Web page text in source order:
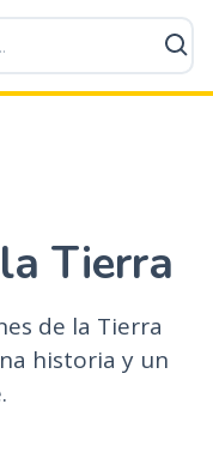
Tierra
de la Tierra
historia y un